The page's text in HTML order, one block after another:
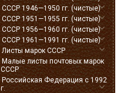
СССР 1946—1950 гг. (чистые)
СССР 1951—1955 гг. (чистые)
СССР 1956—1960 гг. (чистые)
СССР 1961—1991 гг. (чистые)
Листы марок СССР
Малые листы почтовых марок
СССР
Российская Федерация с 1992
г.